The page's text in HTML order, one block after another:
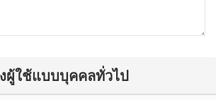
ผู้ใช้แบบบุคคลทั่วไป